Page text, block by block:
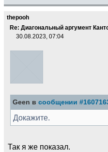
thepooh
Re: Диагональный аргумент
30.08.2023, 07:04
Geen в сообщении
Докажите.
Так я же показал.